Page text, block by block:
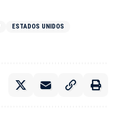
ESTADOS UNIDOS